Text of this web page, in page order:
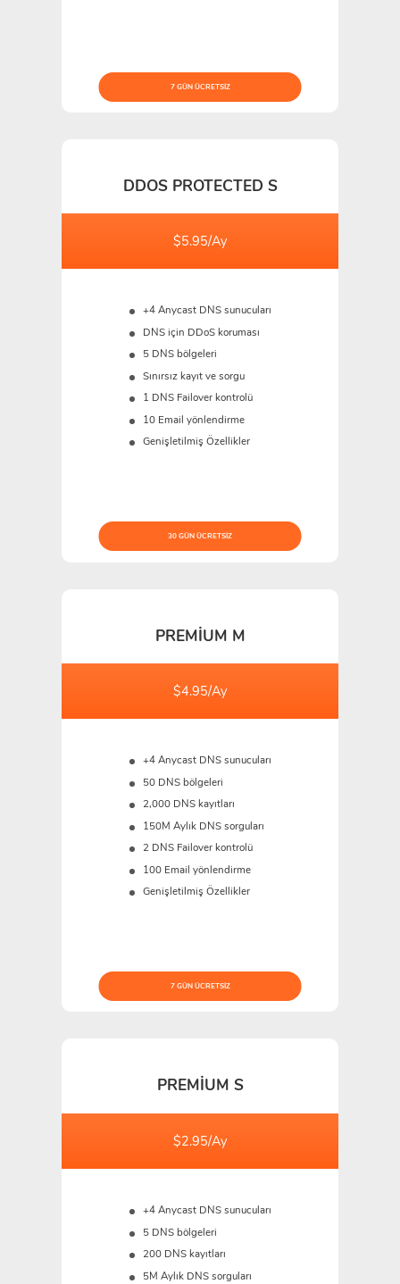
7 GÜN ÜCRETSIZ
DDOS PROTECTED S
$5.95/Ay
+4 Anycast DNS sunucuları
DNS için DDoS koruması
5 DNS bölgeleri
Sınırsız kayıt ve sorgu
1 DNS Failover kontrolü
10 Email yönlendirme
Genişletilmiş Özellikler
30 GÜN ÜCRETSIZ
PREMIUM M
$4.95/Ay
+4 Anycast DNS sunucuları
50 DNS bölgeleri
2,000 DNS kayıtları
150M Aylık DNS sorguları
2 DNS Failover kontrolü
100 Email yönlendirme
Genişletilmiş Özellikler
7 GÜN ÜCRETSIZ
PREMIUM S
$2.95/Ay
+4 Anycast DNS sunucuları
5 DNS bölgeleri
200 DNS kayıtları
5M Aylık DNS sorguları